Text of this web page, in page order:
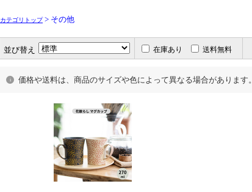
カテゴリトップ> その他
並び替え 在庫あり 送料無料
価格や送料は、商品のサイズや色によって異なる場合があります。